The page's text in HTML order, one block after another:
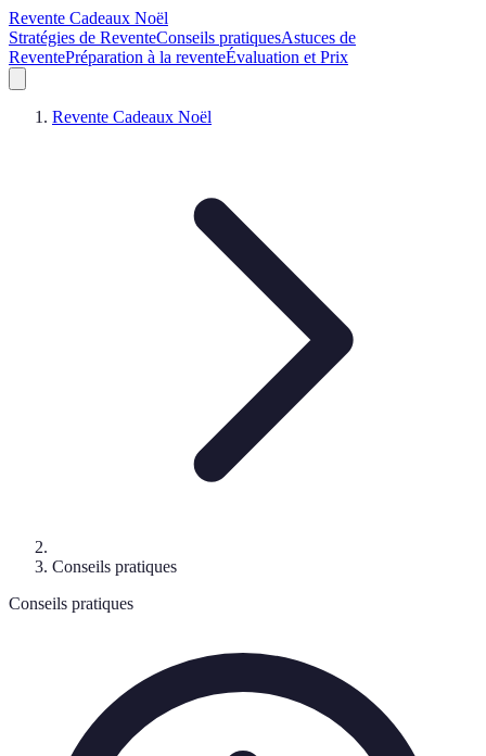
Revente Cadeaux Noël
Stratégies de ReventeConseils pratiquesAstuces de
ReventePréparation à la reventeÉvaluation et Prix
Revente Cadeaux Noël
Conseils pratiques
Conseils pratiques